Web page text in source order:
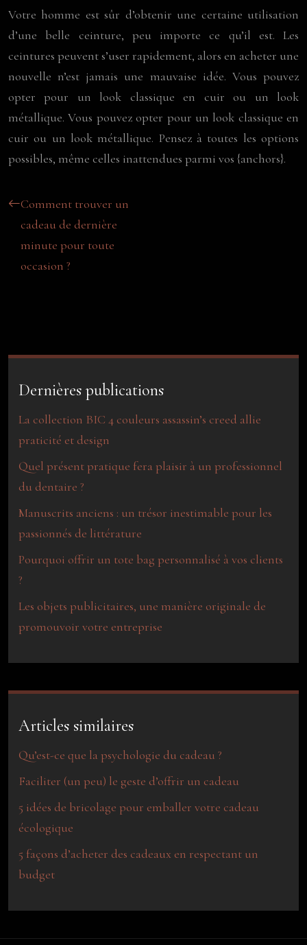
Votre homme est sûr d’obtenir une certaine utilisation
d’une belle ceinture, peu importe ce qu’il est. Les
ceintures peuvent s’user rapidement, alors en acheter une
nouvelle n’est jamais une mauvaise idée. Vous pouvez
opter pour un look classique en cuir ou un look
métallique. Vous pouvez opter pour un look classique en
cuir ou un look métallique. Pensez à toutes les options
possibles, même celles inattendues parmi vos {anchors}.
Comment trouver un
cadeau de dernière
minute pour toute
occasion ?
Dernières publications
La collection BIC 4 couleurs assassin’s creed allie
praticité et design
Quel présent pratique fera plaisir à un professionnel
du dentaire ?
Manuscrits anciens : un trésor inestimable pour les
passionnés de littérature
Pourquoi offrir un tote bag personnalisé à vos clients
?
Les objets publicitaires, une manière originale de
promouvoir votre entreprise
Articles similaires
Qu’est-ce que la psychologie du cadeau ?
Faciliter (un peu) le geste d’offrir un cadeau
5 idées de bricolage pour emballer votre cadeau
écologique
5 façons d’acheter des cadeaux en respectant un
budget